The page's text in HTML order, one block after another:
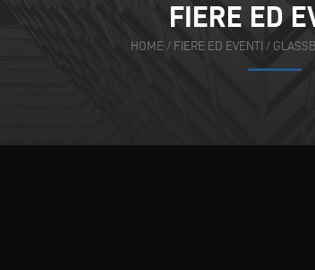
FIERE ED
HOME / FIERE ED EVENTI /